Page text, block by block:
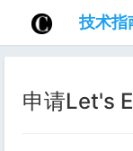
技术指
申请Let's